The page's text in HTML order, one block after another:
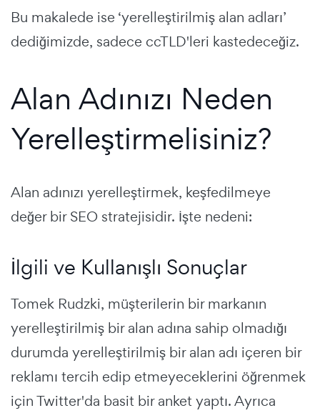
Bu makalede ise ‘yerelleştirilmiş alan adları’
dediğimizde, sadece ccTLD'leri kastedeceğiz.
Alan Adınızı Neden
Yerelleştirmelisiniz?
Alan adınızı yerelleştirmek, keşfedilmeye
değer bir SEO stratejisidir. İşte nedeni:
İlgili ve Kullanışlı Sonuçlar
Tomek Rudzki, müşterilerin bir markanın
yerelleştirilmiş bir alan adına sahip olmadığı
durumda yerelleştirilmiş bir alan adı içeren bir
reklamı tercih edip etmeyeceklerini öğrenmek
için Twitter'da basit bir anket yaptı. Ayrıca